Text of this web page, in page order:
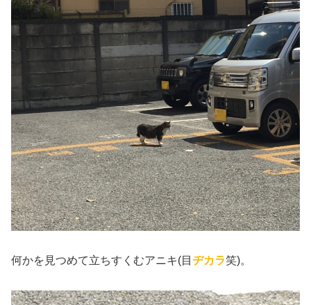
何かを見つめて立ちすくむアニキ(目 ヂカラ笑)。